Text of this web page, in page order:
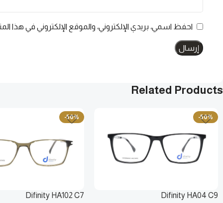
احفظ اسمي، بريدي الإلكتروني، والموقع الإلكتروني في هذا
Related Products
-50%
Difinity HA04 C9
-50%
Difinity HA102 C7